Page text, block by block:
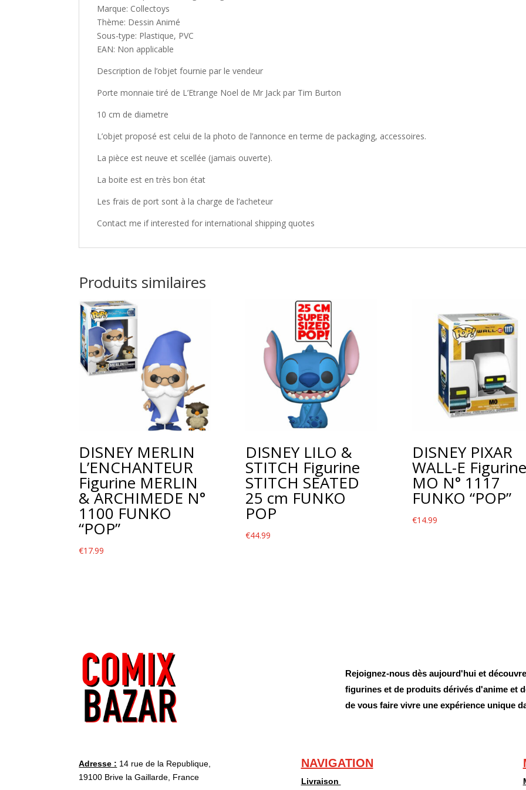
Marque: Collectoys
Thème: Dessin Animé
Sous-type: Plastique, PVC
EAN: Non applicable
Description de l’objet fournie par le vendeur
Porte monnaie tiré de L’Etrange Noel de Mr Jack par Tim Burton
10 cm de diametre
L’objet proposé est celui de la photo de l’annonce en terme de packaging, accessoires.
La pièce est neuve et scellée (jamais ouverte).
La boite est en très bon état
Les frais de port sont à la charge de l’acheteur
Contact me if interested for international shipping quotes
Produits similaires
DISNEY MERLIN
L’ENCHANTEUR
Figurine MERLIN
& ARCHIMEDE N°
1100 FUNKO
“POP”
€17.99
DISNEY LILO &
STITCH Figurine
STITCH SEATED
25 cm FUNKO
POP
€44.99
DISNEY PIXAR
WALL-E Figurine
MO N° 1117
FUNKO “POP”
€14.99
Rejoignez-nous dès aujourd'hui et
figurines et de produits dérivés d'anime et
de vous faire vivre une expérience unique
Adresse : 14 rue de la Republique,
19100 Brive la Gaillarde, France
NAVIGATION
Livraison